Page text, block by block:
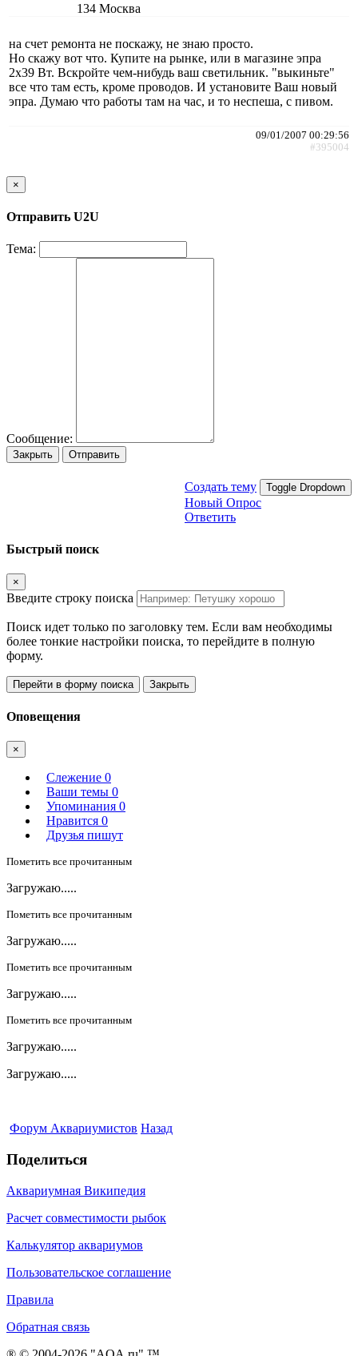
134 Москва
на счет ремонта не поскажу, не знаю просто.
Но скажу вот что. Купите на рынке, или в магазине эпра
2х39 Вт. Вскройте чем-нибудь ваш светильник. "выкиньте"
все что там есть, кроме проводов. И установите Ваш новый
эпра. Думаю что работы там на час, и то неспеша, с пивом.
09/01/2007 00:29:56
#395004
×
Отправить U2U
Тема:
Сообщение:
Закрыть Отправить
Создать тему Toggle Dropdown
Новый Опрос
Ответить
Быстрый поиск
×
Введите строку поиска
Поиск идет только по заголовку тем. Если вам необходимы
более тонкие настройки поиска, то перейдите в полную
форму.
Перейти в форму поиска Закрыть
Оповещения
×
Слежение 0
Ваши темы 0
Упоминания 0
Нравится 0
Друзья пишут
Пометить все прочитанным
Загружаю.....
Пометить все прочитанным
Загружаю.....
Пометить все прочитанным
Загружаю.....
Пометить все прочитанным
Загружаю.....
Загружаю.....
Форум Аквариумистов Назад
Поделиться
Аквариумная Википедия
Расчет совместимости рыбок
Калькулятор аквариумов
Пользовательское соглашение
Правила
Обратная связь